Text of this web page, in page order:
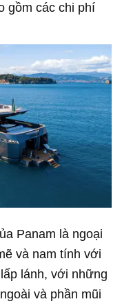
gồm các chi phí
Panam là ngoại
và nam tính với
lánh, với những
và phần mũi